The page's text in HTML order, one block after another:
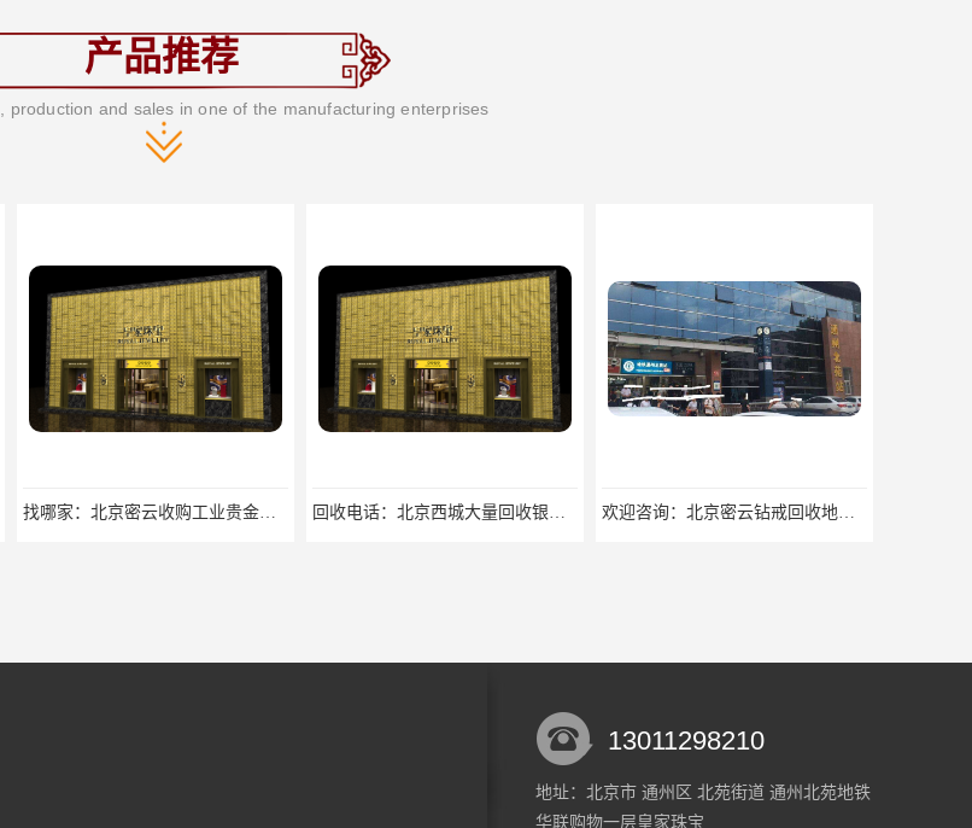
产品推荐
production and sales in one of the manufacturing enterprises
找哪家：北京密云收购工业贵金属价格咨询 回收电话：北京西城大量回收银焊条，银浆，银粉回收回收找哪家 欢迎咨询：北京密云钻戒回收地址欢迎来电咨询
13011298210
地址：北京市 通州区 北苑街道 通州北苑地铁
华联购物一层皇家珠宝